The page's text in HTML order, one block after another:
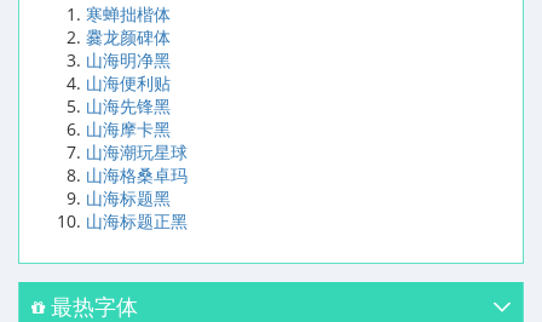
寒蝉拙楷体
爨龙颜碑体
山海明净黑
山海便利贴
山海先锋黑
山海摩卡黑
山海潮玩星球
山海格桑卓玛
山海标题黑
山海标题正黑
最热字体